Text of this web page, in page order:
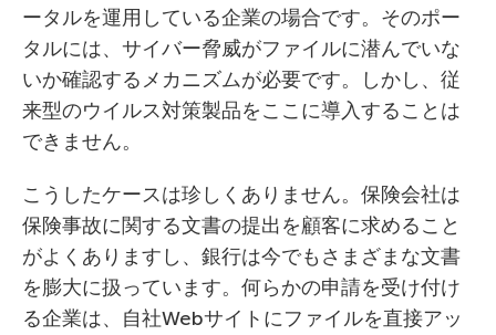
ータルを運用している企業の場合です。そのポー
タルには、サイバー脅威がファイルに潜んでいな
いか確認するメカニズムが必要です。しかし、従
来型のウイルス対策製品をここに導入することは
できません。
こうしたケースは珍しくありません。保険会社は
保険事故に関する文書の提出を顧客に求めること
がよくありますし、銀行は今でもさまざまな文書
を膨大に扱っています。何らかの申請を受け付け
る企業は、自社Webサイトにファイルを直接アッ